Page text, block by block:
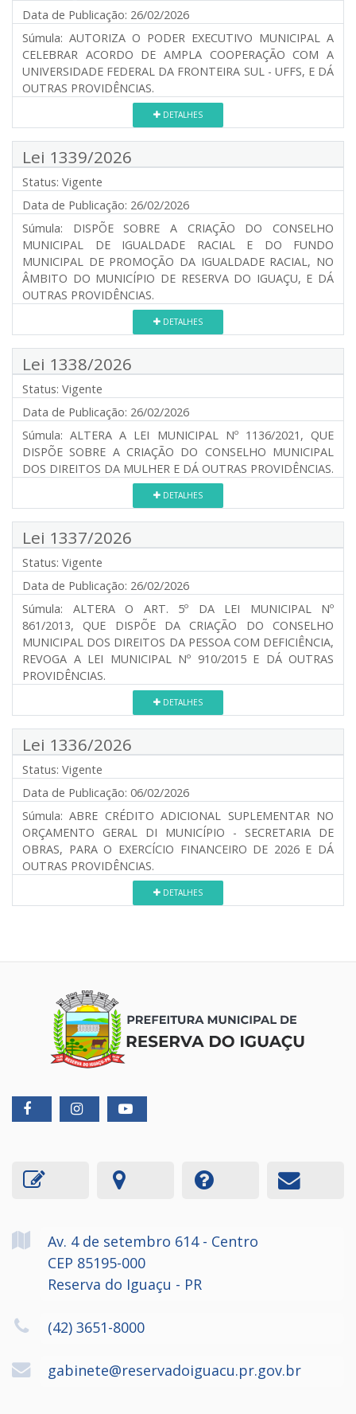
Data de Publicação: 26/02/2026
Súmula: AUTORIZA O PODER EXECUTIVO MUNICIPAL A
CELEBRAR ACORDO DE AMPLA COOPERAÇÃO COM A
UNIVERSIDADE FEDERAL DA FRONTEIRA SUL - UFFS, E DÁ
OUTRAS PROVIDÊNCIAS.
DETALHES
Lei 1339/2026
Status: Vigente
Data de Publicação: 26/02/2026
Súmula: DISPÕE SOBRE A CRIAÇÃO DO CONSELHO
MUNICIPAL DE IGUALDADE RACIAL E DO FUNDO
MUNICIPAL DE PROMOÇÃO DA IGUALDADE RACIAL, NO
ÂMBITO DO MUNICÍPIO DE RESERVA DO IGUAÇU, E DÁ
OUTRAS PROVIDÊNCIAS.
DETALHES
Lei 1338/2026
Status: Vigente
Data de Publicação: 26/02/2026
Súmula: ALTERA A LEI MUNICIPAL Nº 1136/2021, QUE
DISPÕE SOBRE A CRIAÇÃO DO CONSELHO MUNICIPAL
DOS DIREITOS DA MULHER E DÁ OUTRAS PROVIDÊNCIAS.
DETALHES
Lei 1337/2026
Status: Vigente
Data de Publicação: 26/02/2026
Súmula: ALTERA O ART. 5º DA LEI MUNICIPAL Nº
861/2013, QUE DISPÕE DA CRIAÇÃO DO CONSELHO
MUNICIPAL DOS DIREITOS DA PESSOA COM DEFICIÊNCIA,
REVOGA A LEI MUNICIPAL Nº 910/2015 E DÁ OUTRAS
PROVIDÊNCIAS.
DETALHES
Lei 1336/2026
Status: Vigente
Data de Publicação: 06/02/2026
Súmula: ABRE CRÉDITO ADICIONAL SUPLEMENTAR NO
ORÇAMENTO GERAL DI MUNICÍPIO - SECRETARIA DE
OBRAS, PARA O EXERCÍCIO FINANCEIRO DE 2026 E DÁ
OUTRAS PROVIDÊNCIAS.
DETALHES
Av. 4 de setembro 614 - Centro
CEP 85195-000
Reserva do Iguaçu - PR
(42) 3651-8000
gabinete@reservadoiguacu.pr.gov.br